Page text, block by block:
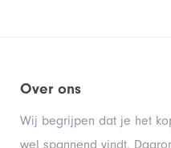
Over ons
Wij begrijpen dat je het
wel spannend vindt.